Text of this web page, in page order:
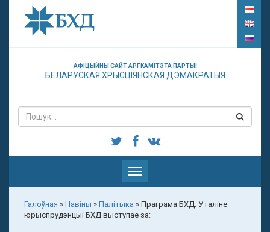
АФІЦЫЙНЫ САЙТ АРГКАМІТЭТА ПАРТЫІ
БЕЛАРУСКАЯ ХРЫСЦІЯНСКАЯ ДЭМАКРАТЫЯ
Паказаць
меню
Галоўная » Навіны » Палітыка » Праграма БХД. У галіне
юрыспрудэнцыі БХД выступае за: